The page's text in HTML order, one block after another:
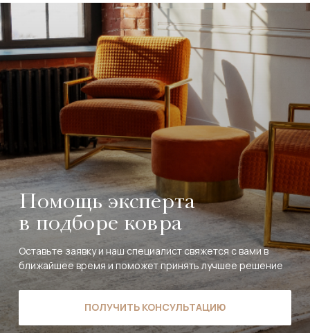
Помощь эксперта
в подборе ковра
Оставьте заявку и наш специалист свяжется с вами в
ближайшее время и поможет принять лучшее решение
ПОЛУЧИТЬ КОНСУЛЬТАЦИЮ